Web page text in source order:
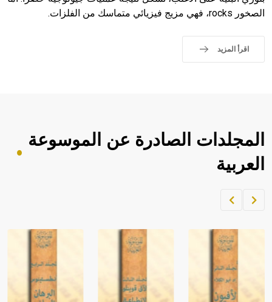
الصخور rocks، فهي مزيج فيزيائي متماسك من الفلزات.
اقرأ المزيد
المجلدات الصادرة عن الموسوعة
العربية